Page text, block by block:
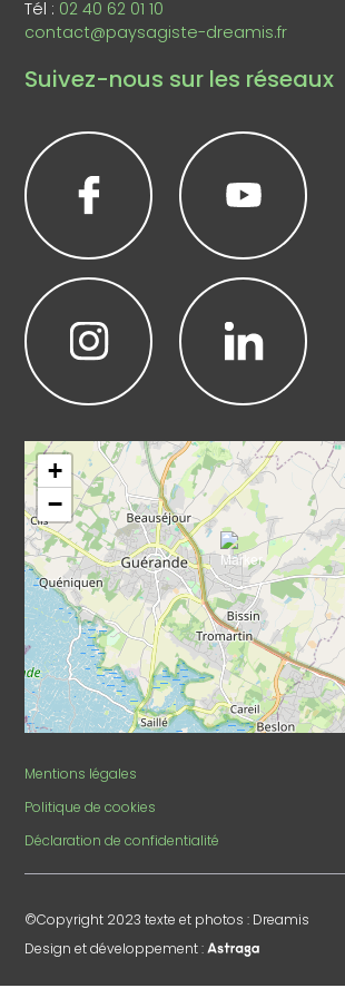
Tél : 02 40 62 01 10
contact@paysagiste-dreamis.fr
Suivez-nous sur les réseaux
+
−
Mentions légales
Politique de cookies
Déclaration de confidentialité
©Copyright 2023 texte et photos : Dreamis
Design et développement :